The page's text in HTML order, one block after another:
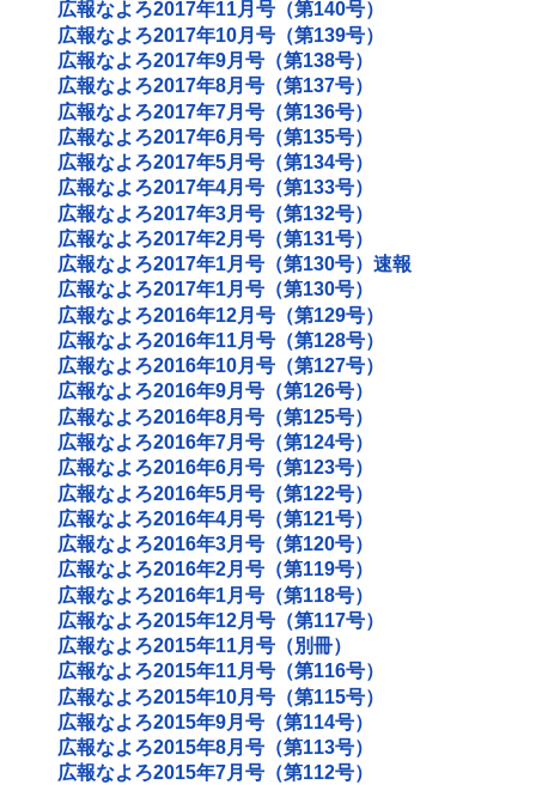
広報なよろ2017年11月号（第140号）
広報なよろ2017年10月号（第139号）
広報なよろ2017年9月号（第138号）
広報なよろ2017年8月号（第137号）
広報なよろ2017年7月号（第136号）
広報なよろ2017年6月号（第135号）
広報なよろ2017年5月号（第134号）
広報なよろ2017年4月号（第133号）
広報なよろ2017年3月号（第132号）
広報なよろ2017年2月号（第131号）
広報なよろ2017年1月号（第130号）速報
広報なよろ2017年1月号（第130号）
広報なよろ2016年12月号（第129号）
広報なよろ2016年11月号（第128号）
広報なよろ2016年10月号（第127号）
広報なよろ2016年9月号（第126号）
広報なよろ2016年8月号（第125号）
広報なよろ2016年7月号（第124号）
広報なよろ2016年6月号（第123号）
広報なよろ2016年5月号（第122号）
広報なよろ2016年4月号（第121号）
広報なよろ2016年3月号（第120号）
広報なよろ2016年2月号（第119号）
広報なよろ2016年1月号（第118号）
広報なよろ2015年12月号（第117号）
広報なよろ2015年11月号（別冊）
広報なよろ2015年11月号（第116号）
広報なよろ2015年10月号（第115号）
広報なよろ2015年9月号（第114号）
広報なよろ2015年8月号（第113号）
広報なよろ2015年7月号（第112号）